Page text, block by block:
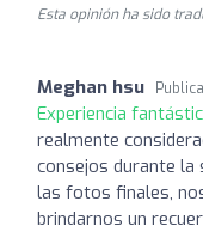
Esta opinión ha sido
Meghan hsu
Experiencia
realmente
consejos durante la
las fotos finales,
brindarnos un